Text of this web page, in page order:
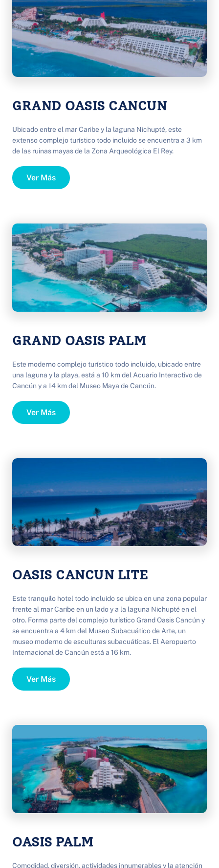
GRAND OASIS CANCUN
Ubicado entre el mar Caribe y la laguna Nichupté, este
extenso complejo turístico todo incluido se encuentra a 3 km
de las ruinas mayas de la Zona Arqueológica El Rey.
Ver Más
GRAND OASIS PALM
Este moderno complejo turístico todo incluido, ubicado entre
una laguna y la playa, está a 10 km del Acuario Interactivo de
Cancún y a 14 km del Museo Maya de Cancún.
Ver Más
OASIS CANCUN LITE
Este tranquilo hotel todo incluido se ubica en una zona popular
frente al mar Caribe en un lado y a la laguna Nichupté en el
otro. Forma parte del complejo turístico Grand Oasis Cancún y
se encuentra a 4 km del Museo Subacuático de Arte, un
museo moderno de esculturas subacuáticas. El Aeropuerto
Internacional de Cancún está a 16 km.
Ver Más
OASIS PALM
Comodidad, diversión, actividades innumerables y la atención